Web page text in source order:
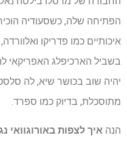
הפתיחה שלה, כשסעודיה
איכותיים כמו פדריקו
בשביל הארכיפלג האפריקאי
יהיה שוב בכושר שיא, לה
מתוסכלת, בדיוק כמו ספרד.
הנה איך לצפות באורוגוואי